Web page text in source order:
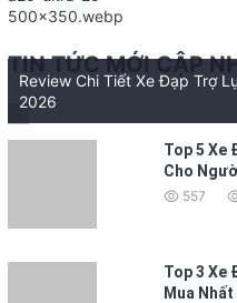
TIN TỨC MỚI CẬP
Review Chi Tiết Xe Đạp Trợ
2026
Top 5 Xe
Cho
557
Top 3 Xe
Mua